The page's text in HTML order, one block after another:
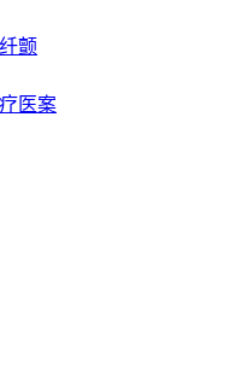
颤
医案